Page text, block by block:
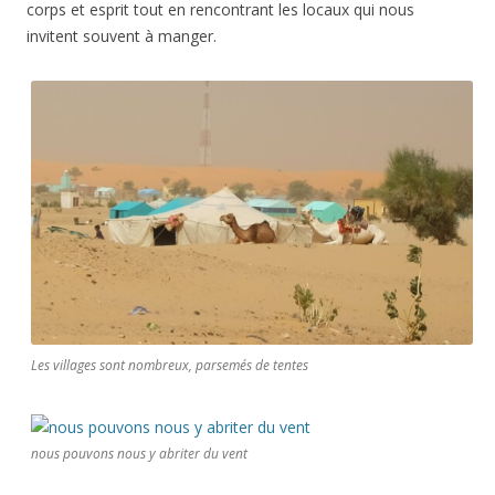
corps et esprit tout en rencontrant les locaux qui nous
invitent souvent à manger.
Les villages sont nombreux, parsemés de tentes
nous pouvons nous y abriter du vent